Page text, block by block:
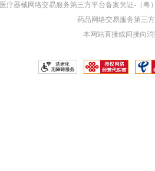
医疗器械网络交易服务第三方平台备案凭证-（粤
药品网络交易服务第三
本网站直接或间接向